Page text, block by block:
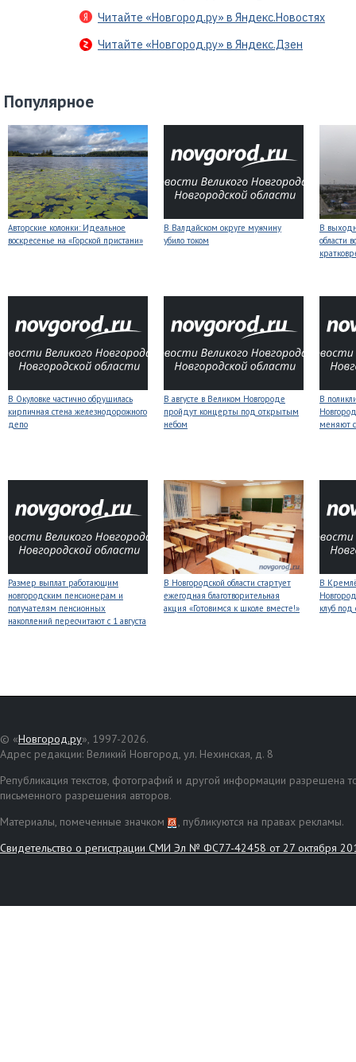
Читайте «Новгород.ру» в Яндекс.Новостях
Читайте «Новгород.ру» в Яндекс.Дзен
Популярное
Авторские колонки: Идеальное
воскресенье на «Горской пристани»
В Валдайском округе мужчину
убило током
В
области
В Окуловке частично обрушилась
кирпичная стена железнодорожного
депо
В августе в Великом Новгороде
пройдут концерты под открытым
небом
В
меняют
Размер выплат работающим
новгородским пенсионерам и
получателям пенсионных
накоплений пересчитают с 1 августа
В Новгородской области стартует
ежегодная благотворительная
акция «Готовимся к школе вместе!»
В
клуб
© «Новгород.ру», 1997-2026.
Адрес редакции: Великий Новгород, ул. Нехинская, д. 8
Републикация текстов, фотографий и другой информации разрешена
письменного разрешения авторов.
Материалы, помеченные значком
, публикуются на правах рекламы.
Свидетельство о регистрации СМИ Эл № ФС77-42458 от 27 октября